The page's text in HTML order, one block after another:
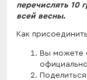
перечислять 10
всей весны.
Как
Вы можете